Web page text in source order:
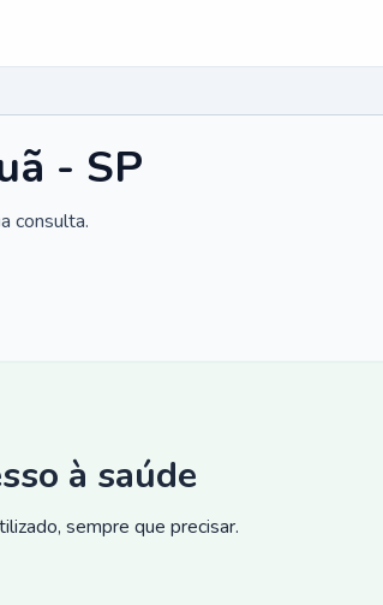
- SP
consulta.
à saúde
sempre que precisar.